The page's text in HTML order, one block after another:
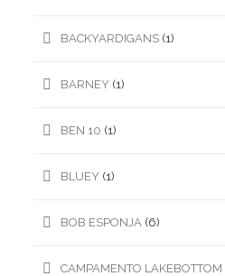
BACKYARDIGANS (1)
BARNEY (1)
BEN 10 (1)
BLUEY (1)
BOB ESPONJA (6)
CAMPAMENTO LAKEBOTTOM